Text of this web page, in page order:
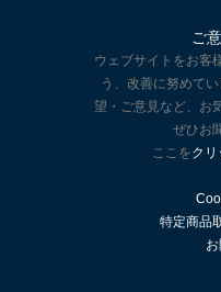
ご
ウェブサイトをお客
う、改善に努めて
望・ご意見など、お
ぜひお
ここをクリ
特定商品